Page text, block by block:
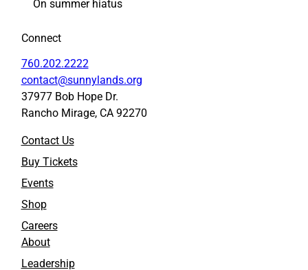
On summer hiatus
Connect
760.202.2222
contact@sunnylands.org
37977 Bob Hope Dr.
Rancho Mirage, CA 92270
Contact Us
Buy Tickets
Events
Shop
Careers
About
Leadership